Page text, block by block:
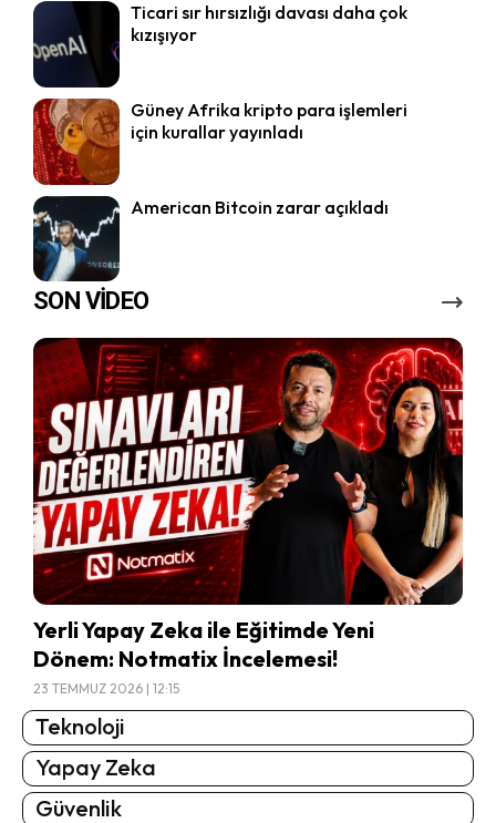
Ticari sır hırsızlığı davası daha çok
kızışıyor
Güney Afrika kripto para işlemleri
için kurallar yayınladı
American Bitcoin zarar açıkladı
SON VİDEO
Yerli Yapay Zeka ile Eğitimde Yeni
Dönem: Notmatix İncelemesi!
23 TEMMUZ 2026 | 12:15
Teknoloji
Yapay Zeka
Güvenlik